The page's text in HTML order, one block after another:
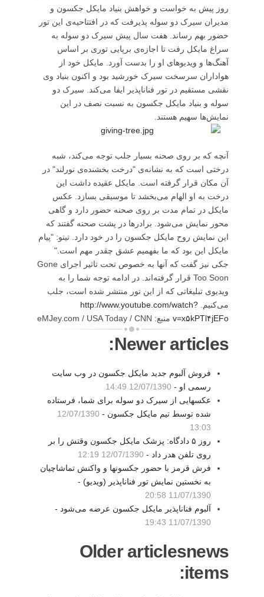
روز پیش به خواست و خواهش بنیاد مایکل جکسون و
مدیران سیرک دو سوله پذیرفت که در افتتاحیه‌ی این تور
حضور بهم رساند. هفت سال پیش سیرک دو سوله به
سراغ مایکل رفت تا اجازه‌ی برپایی توری بر اساس
آهنگ‌ها و ویدیوهای او را بدست آورد. مایکل خود از
هواداران سرسخت سیرک خورشید بود و اکنون بنیاد وی
نقشی مستقیم در تور فناناپذیر ایفا می‌کند. سیرک دو
سوله و بنیاد مایکل جکسون به نسبت نصف در این
نمایش‌ها سهیم هستند.
آنچه که بر روی صحنه بسیار جلب توجه می‌کند، شبه
درختی است که به نشانه‌ی "درخت بخشنده‌ی نورلند" در
آن مکان قرار گرفته است. مایکل عقیده داشت این
درخت به او الهام می‌بخشد تا موسیقی بسازد. عکس
مایکل در تمام مدت بر روی صحنه حضور دارد و گاهی
محور نمایش می‌شود. برادرها در پشت صحنه گفتند که
این نمایش روح مایکل جکسون را در خود دارد. تیتو: "پیام
مایکل این بود که ما بفهمیم عشق چقدر مهم است."
جکی نیز گفت که آنها به خصوص تحت تاثیر اجرای Gone
Too Soon قرار گرفته‌اند. در ادامه توجه شما را به
ویدیوی تبلیغاتی که از این تور منتشر شده است، جلب
می‌کنیم. http://www.youtube.com/watch?
v=x۵kPTl۴jEFoمنبع: eMJey.com / USA Today / CNN
Newer articles:
فروش آلبوم جدید مایکل جکسون در وب سایت
رسمی او - 12/07/1390 14:49
عکسهایی از سیرک دو سوله برای شما، فرستاده
شده توسط تیم مایکل جکسون - 12/07/1390
13:03
روز ۵ دادگاه: پزشک مایکل جکسون وقتش را بر
روی تلفن هدر داد - 12/07/1390 12:19
فرش قرمز با حضور جکسونها و واکنش تماشاچیان
به نخستین نمایش تور فناناپذیر (ویدیو) -
11/07/1390 20:58
آلبوم فناناپذیر مایکل جکسون عرضه می‌شود -
11/07/1390 19:43
Older articlesnews
items: